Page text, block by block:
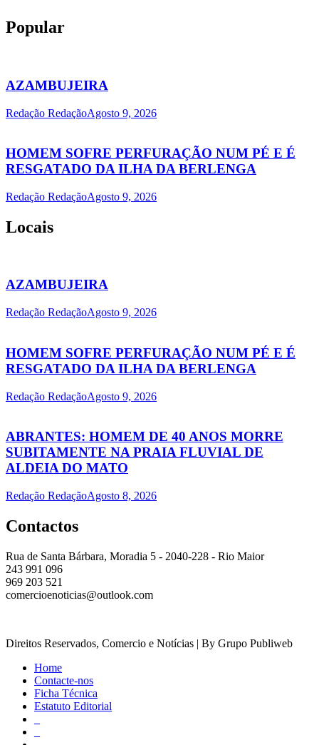
Popular
AZAMBUJEIRA
Redação RedaçãoAgosto 9, 2026
HOMEM SOFRE PERFURAÇÃO NUM PÉ E É
RESGATADO DA ILHA DA BERLENGA
Redação RedaçãoAgosto 9, 2026
Locais
AZAMBUJEIRA
Redação RedaçãoAgosto 9, 2026
HOMEM SOFRE PERFURAÇÃO NUM PÉ E É
RESGATADO DA ILHA DA BERLENGA
Redação RedaçãoAgosto 9, 2026
ABRANTES: HOMEM DE 40 ANOS MORRE
SUBITAMENTE NA PRAIA FLUVIAL DE
ALDEIA DO MATO
Redação RedaçãoAgosto 8, 2026
Contactos
Rua de Santa Bárbara, Moradia 5 - 2040-228 - Rio Maior
243 991 096
969 203 521
comercioenoticias@outlook.com
Direitos Reservados, Comercio e Notícias | By Grupo Publiweb
Home
Contacte-nos
Ficha Técnica
Estatuto Editorial